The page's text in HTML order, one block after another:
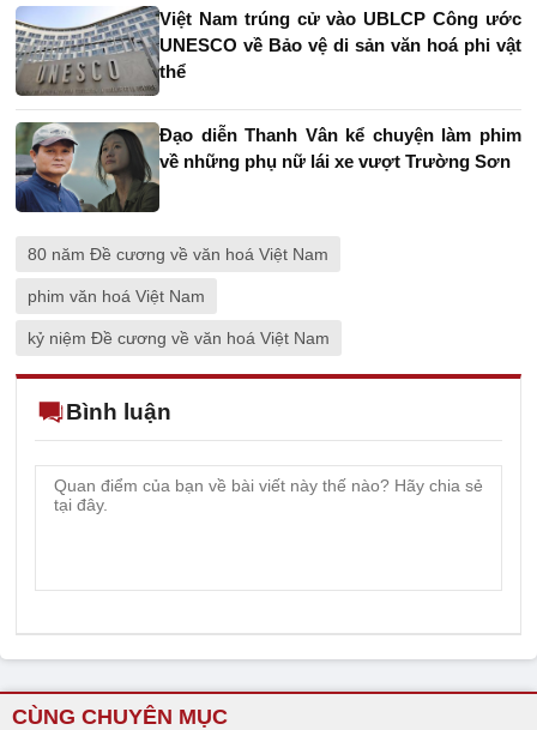
Việt Nam trúng cử vào UBLCP Công ước
UNESCO về Bảo vệ di sản văn hoá phi vật
thể
Đạo diễn Thanh Vân kể chuyện làm phim
về những phụ nữ lái xe vượt Trường Sơn
80 năm Đề cương về văn hoá Việt Nam
phim văn hoá Việt Nam
kỷ niệm Đề cương về văn hoá Việt Nam
Bình luận
CÙNG CHUYÊN MỤC